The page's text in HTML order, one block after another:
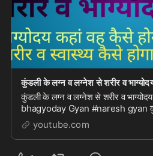
कुंडली के लग्न व लग्नेश से शरीर व
bhagyoday Gyan #naresh gyan
व भाग्योदय का ज्ञान।#sharir va bha...
youtube.com